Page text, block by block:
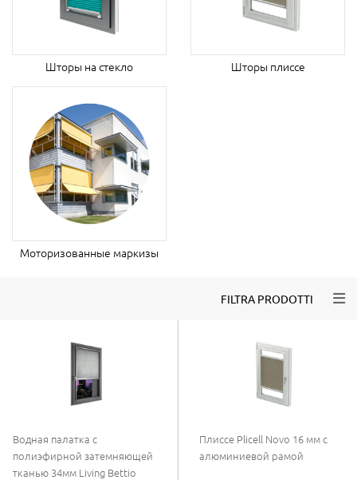
Шторы на стекло Шторы плиссе
Моторизованные маркизы
FILTRA PRODOTTI
Водная палатка с
полиэфирной затемняющей
тканью 34мм Living Bettio
Плиссе Plicell Novo 16 мм с
алюминиевой рамой